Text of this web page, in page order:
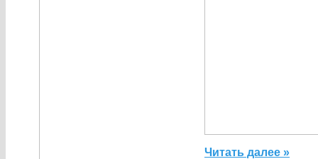
Читать далее »